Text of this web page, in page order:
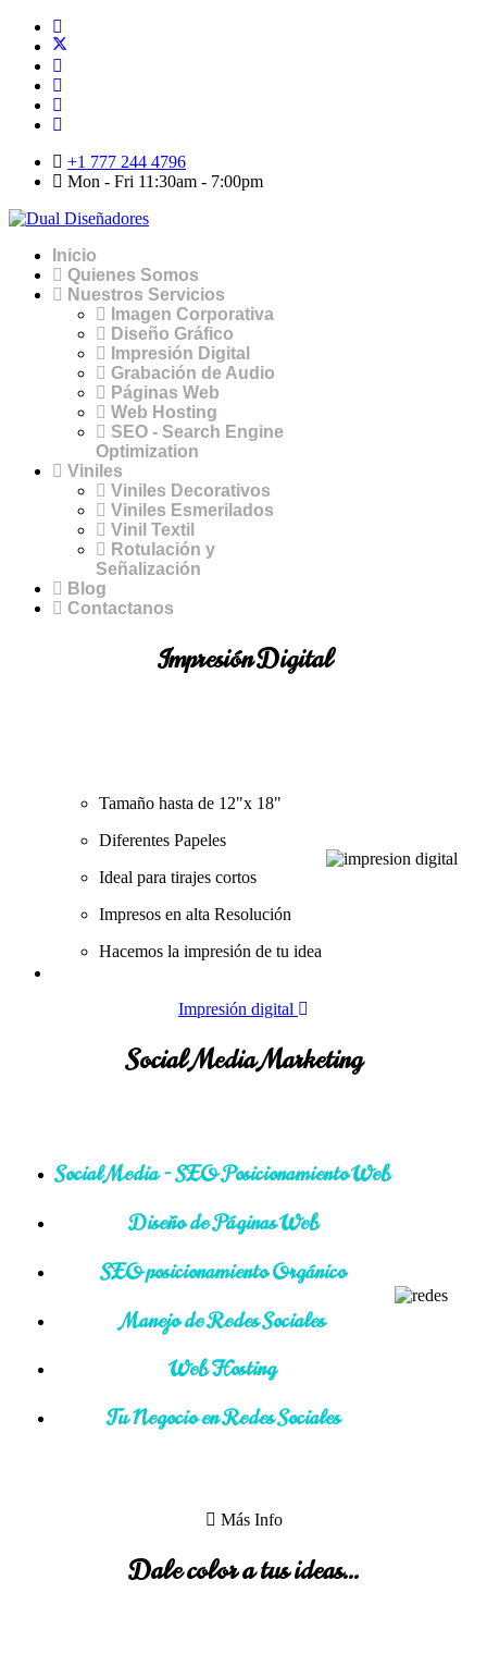
+1 777 244 4796
Mon - Fri 11:30am - 7:00pm
Inicio
Quienes Somos
Nuestros Servicios
Imagen Corporativa
Diseño Gráfico
Impresión Digital
Grabación de Audio
Páginas Web
Web Hosting
SEO - Search Engine
Optimization
Viniles
Viniles Decorativos
Viniles Esmerilados
Vinil Textil
Rotulación y
Señalización
Blog
Contactanos
Impresión Digital
Tamaño hasta de 12"x 18"
Diferentes Papeles
Ideal para tirajes cortos
Impresos en alta Resolución
Hacemos la impresión de tu idea
Impresión digital
Social Media Marketing
Social Media - SEO Posicionamiento Web
Diseño de Páginas Web
SEO posicionamiento Orgánico
Manejo de Redes Sociales
Web Hosting
Tu Negocio en Redes Sociales
Más Info
Dale color a tus ideas...